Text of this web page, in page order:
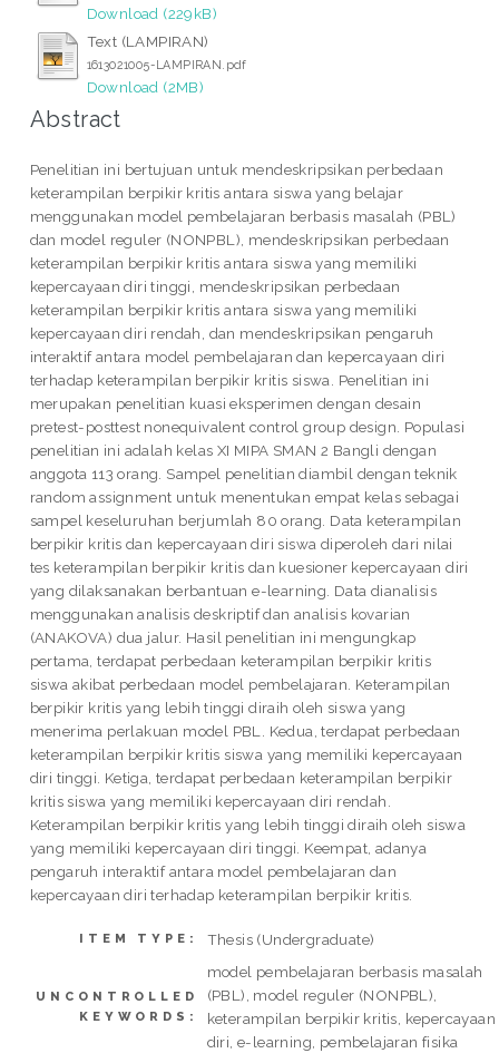
Download (229kB)
Text (LAMPIRAN)
1613021005-LAMPIRAN.pdf
Download (2MB)
Abstract
Penelitian ini bertujuan untuk mendeskripsikan perbedaan
keterampilan berpikir kritis antara siswa yang belajar
menggunakan model pembelajaran berbasis masalah (PBL)
dan model reguler (NONPBL), mendeskripsikan perbedaan
keterampilan berpikir kritis antara siswa yang memiliki
kepercayaan diri tinggi, mendeskripsikan perbedaan
keterampilan berpikir kritis antara siswa yang memiliki
kepercayaan diri rendah, dan mendeskripsikan pengaruh
interaktif antara model pembelajaran dan kepercayaan diri
terhadap keterampilan berpikir kritis siswa. Penelitian ini
merupakan penelitian kuasi eksperimen dengan desain
pretest-posttest nonequivalent control group design. Populasi
penelitian ini adalah kelas XI MIPA SMAN 2 Bangli dengan
anggota 113 orang. Sampel penelitian diambil dengan teknik
random assignment untuk menentukan empat kelas sebagai
sampel keseluruhan berjumlah 80 orang. Data keterampilan
berpikir kritis dan kepercayaan diri siswa diperoleh dari nilai
tes keterampilan berpikir kritis dan kuesioner kepercayaan diri
yang dilaksanakan berbantuan e-learning. Data dianalisis
menggunakan analisis deskriptif dan analisis kovarian
(ANAKOVA) dua jalur. Hasil penelitian ini mengungkap
pertama, terdapat perbedaan keterampilan berpikir kritis
siswa akibat perbedaan model pembelajaran. Keterampilan
berpikir kritis yang lebih tinggi diraih oleh siswa yang
menerima perlakuan model PBL. Kedua, terdapat perbedaan
keterampilan berpikir kritis siswa yang memiliki kepercayaan
diri tinggi. Ketiga, terdapat perbedaan keterampilan berpikir
kritis siswa yang memiliki kepercayaan diri rendah.
Keterampilan berpikir kritis yang lebih tinggi diraih oleh siswa
yang memiliki kepercayaan diri tinggi. Keempat, adanya
pengaruh interaktif antara model pembelajaran dan
kepercayaan diri terhadap keterampilan berpikir kritis.
ITEM TYPE: Thesis (Undergraduate)
UNCONTROLLED
KEYWORDS:
model pembelajaran berbasis masalah
(PBL), model reguler (NONPBL),
keterampilan berpikir kritis, kepercayaan
diri, e-learning, pembelajaran fisika